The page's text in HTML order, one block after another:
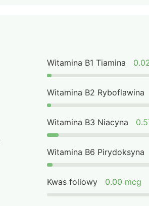
Witamina B1 Tiamina
Witamina B2 Ryboflawina
Witamina B3 Niacyna
Witamina B6 Pirydoksyna
Kwas foliowy 0.00 mcg